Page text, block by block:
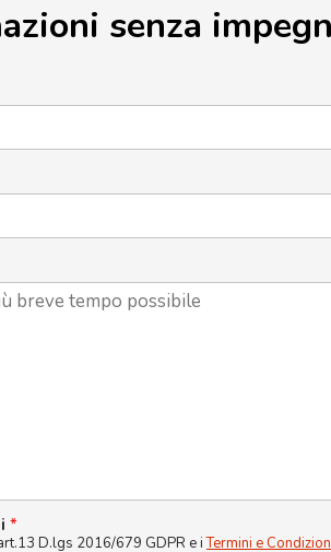
senza
*
D.lgs 2016/679 GDPR e iTermini e